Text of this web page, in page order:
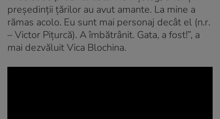
preşedinţii ţărilor au avut amante. La mine a
rămas acolo. Eu sunt mai personaj decât el (n.r.
– Victor Piţurcă). A îmbătrânit. Gata, a fost!”, a
mai dezvăluit Vica Blochina.